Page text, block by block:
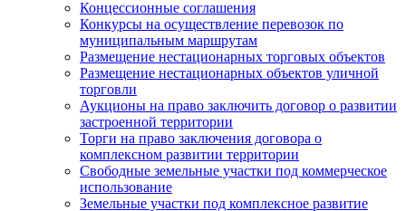
Концессионные соглашения
Конкурсы на осуществление перевозок по
муниципальным маршрутам
Размещение нестационарных торговых объектов
Размещение нестационарных объектов уличной
торговли
Аукционы на право заключить договор о развитии
застроенной территории
Торги на право заключения договора о
комплексном развитии территории
Свободные земельные участки под коммерческое
использование
Земельные участки под комплексное развитие